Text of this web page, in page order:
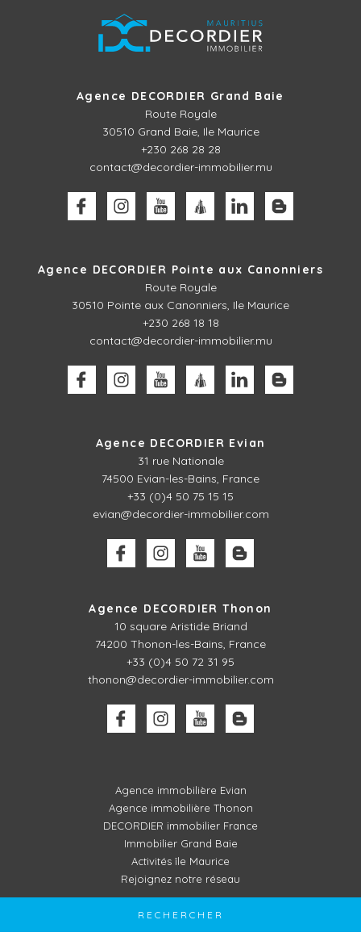
RECHERCHER
Agence DECORDIER Grand Baie
Route Royale
30510 Grand Baie, Ile Maurice
+230 268 28 28
contact@decordier-immobilier.mu
Agence DECORDIER Pointe aux Canonniers
Route Royale
30510 Pointe aux Canonniers, Ile Maurice
+230 268 18 18
contact@decordier-immobilier.mu
Agence DECORDIER Evian
31 rue Nationale
74500 Evian-les-Bains, France
+33 (0)4 50 75 15 15
evian@decordier-immobilier.com
Agence DECORDIER Thonon
10 square Aristide Briand
74200 Thonon-les-Bains, France
+33 (0)4 50 72 31 95
thonon@decordier-immobilier.com
Agence immobilière Evian
Agence immobilière Thonon
DECORDIER immobilier France
Immobilier Grand Baie
Activités île Maurice
Rejoignez notre réseau
MENTIONS LÉGALES